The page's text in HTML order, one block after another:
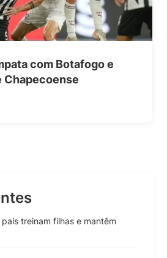
com Botafogo e
Chapecoense
treinam filhas e mantêm